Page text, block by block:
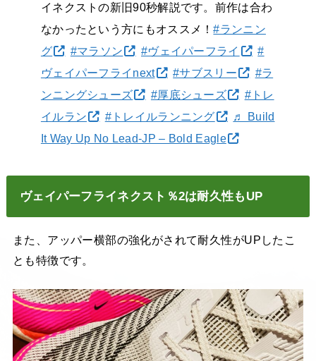
イネクストの新旧90秒解説です。前作は合わ
なかったという方にもオススメ！#ランニン
グ
#マラソン #ヴェイパーフライ
#
ヴェイパーフライnext
#サブスリー
#ラ
ンニングシューズ
#厚底シューズ
#トレ
イルラン
#トレイルランニング
♬ Build
It Way Up No Lead-JP – Bold Eagle
ヴェイパーフライネクスト％2は耐久性もUP
また、アッパー横部の強化がされて耐久性がUPしたこ
とも特徴です。